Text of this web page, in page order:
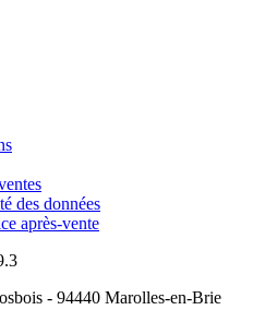
des données
après-vente
- 94440 Marolles-en-Brie